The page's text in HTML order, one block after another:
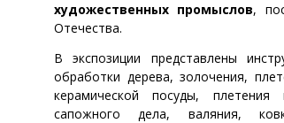
художественных промыслов,
Отечества.
В экспозиции представлены
обработки дерева, золочения,
керамической посуды,
сапожного дела, валяния,